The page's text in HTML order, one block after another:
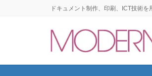
ドキュメント制作、印刷、ICT技術